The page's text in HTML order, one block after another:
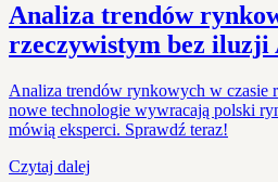
Analiza trendów
rzeczywistym bez iluzji
Analiza trendów rynkowych w czasie
nowe technologie wywracają polski
mówią eksperci. Sprawdź teraz!
Czytaj dalej